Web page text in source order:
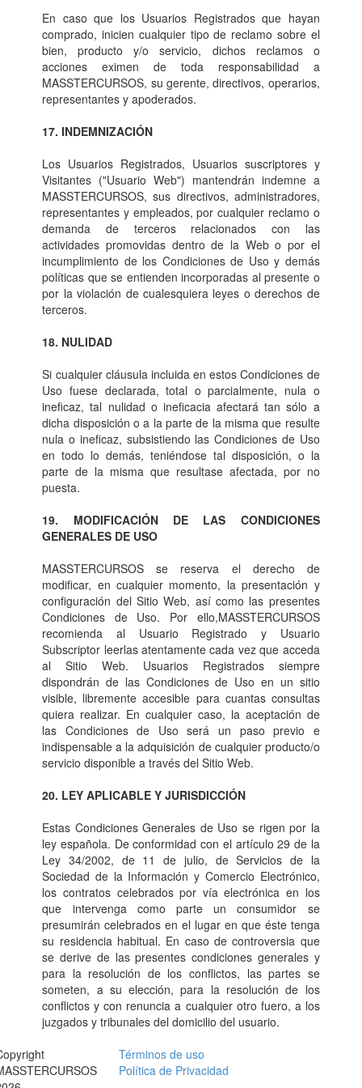
En caso que los Usuarios Registrados que hayan
comprado, inicien cualquier tipo de reclamo sobre el
bien, producto y/o servicio, dichos reclamos o
acciones eximen de toda responsabilidad a
MASSTERCURSOS, su gerente, directivos, operarios,
representantes y apoderados.
17. INDEMNIZACIÓN
Los Usuarios Registrados, Usuarios suscriptores y
Visitantes ("Usuario Web") mantendrán indemne a
MASSTERCURSOS, sus directivos, administradores,
representantes y empleados, por cualquier reclamo o
demanda de terceros relacionados con las
actividades promovidas dentro de la Web o por el
incumplimiento de los Condiciones de Uso y demás
políticas que se entienden incorporadas al presente o
por la violación de cualesquiera leyes o derechos de
terceros.
18. NULIDAD
Si cualquier cláusula incluida en estos Condiciones de
Uso fuese declarada, total o parcialmente, nula o
ineficaz, tal nulidad o ineficacia afectará tan sólo a
dicha disposición o a la parte de la misma que resulte
nula o ineficaz, subsistiendo las Condiciones de Uso
en todo lo demás, teniéndose tal disposición, o la
parte de la misma que resultase afectada, por no
puesta.
19. MODIFICACIÓN DE LAS CONDICIONES
GENERALES DE USO
MASSTERCURSOS se reserva el derecho de
modificar, en cualquier momento, la presentación y
configuración del Sitio Web, así como las presentes
Condiciones de Uso. Por ello,MASSTERCURSOS
recomienda al Usuario Registrado y Usuario
Subscriptor leerlas atentamente cada vez que acceda
al Sitio Web. Usuarios Registrados siempre
dispondrán de las Condiciones de Uso en un sitio
visible, libremente accesible para cuantas consultas
quiera realizar. En cualquier caso, la aceptación de
las Condiciones de Uso será un paso previo e
indispensable a la adquisición de cualquier producto/o
servicio disponible a través del Sitio Web.
20. LEY APLICABLE Y JURISDICCIÓN
Estas Condiciones Generales de Uso se rigen por la
ley española. De conformidad con el artículo 29 de la
Ley 34/2002, de 11 de julio, de Servicios de la
Sociedad de la Información y Comercio Electrónico,
los contratos celebrados por vía electrónica en los
que intervenga como parte un consumidor se
presumirán celebrados en el lugar en que éste tenga
su residencia habitual. En caso de controversia que
se derive de las presentes condiciones generales y
para la resolución de los conflictos, las partes se
someten, a su elección, para la resolución de los
conflictos y con renuncia a cualquier otro fuero, a los
juzgados y tribunales del domicilio del usuario.
Términos de uso
Política de Privacidad